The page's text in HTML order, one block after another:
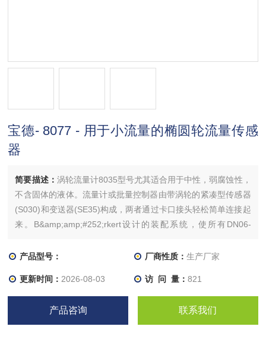
宝德- 8077 - 用于小流量的椭圆轮流量传感
器
简要描述： 涡轮流量计8035型号尤其适合用于中性，弱腐蚀性，
不含固体的液体。流量计或批量控制器由带涡轮的紧凑型传感器
(S030)和变送器(SE35)构成，两者通过卡口接头轻松简单连接起
来。B&amp;amp;#252;rkert设计的装配系统，使所有DN06-
版本：标准信号输出-或电池供电显示版本/无输出端的累加器版
产品型号： 厂商性质： 生产厂家
更新时间： 2026-08-03 访 问 量： 821
产品咨询 联系我们